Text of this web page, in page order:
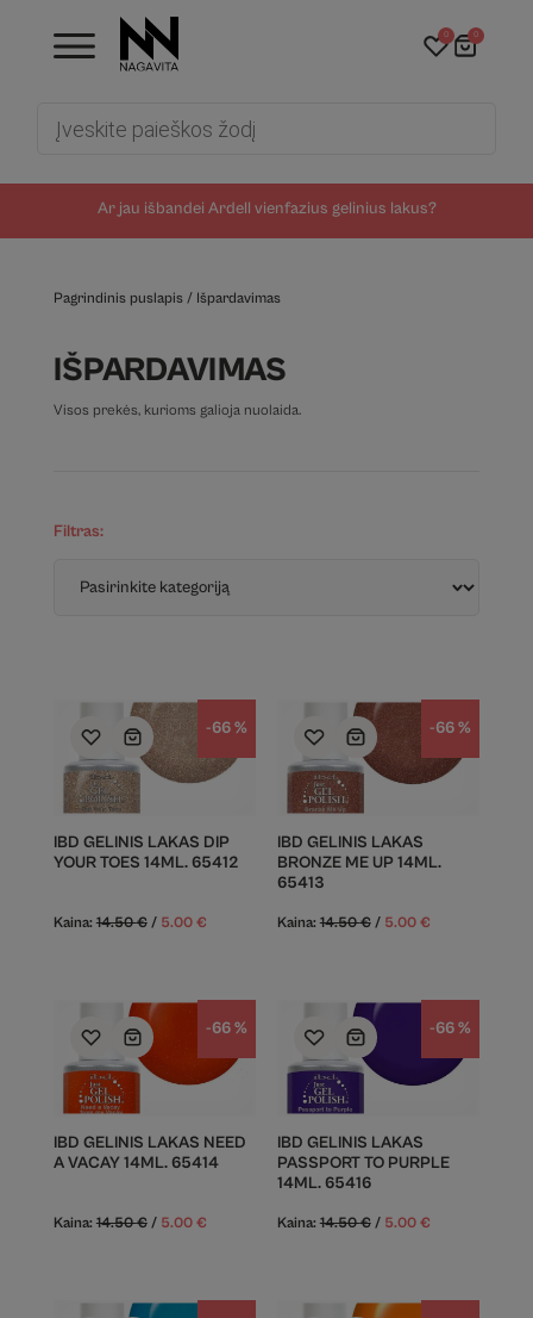
Ar jau išbandei Ardell vienfazius gelinius lakus?
0 0
Pagrindinis puslapis/ Išpardavimas
IŠPARDAVIMAS
Visos prekės, kurioms galioja nuolaida.
Filtras:
-66 %
IBD GELINIS LAKAS DIP
YOUR TOES 14ML. 65412
Kaina: 14.50€ / 5.00 €
-66 %
IBD GELINIS LAKAS
BRONZE ME UP 14ML.
65413
Kaina:14.50€ / 5.00 €
-66 %
IBD GELINIS LAKAS NEED
A VACAY 14ML. 65414
Kaina: 14.50€ / 5.00 €
-66 %
IBD GELINIS LAKAS
PASSPORT TO PURPLE
14ML. 65416
Kaina:14.50€ / 5.00 €